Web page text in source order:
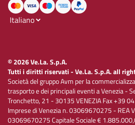
© 2026 Ve.La. S.p.A.
Tutti i diritti riservati - Ve.La. S.p.A. all
Società del gruppo Avm per la
trasporto e dei principali eventi a Venezia -
Tronchetto, 21 - 30135 VENEZIA Fax +39
Imprese di Venezia n. 03069670275 - REA
03069670275 Capitale Sociale €